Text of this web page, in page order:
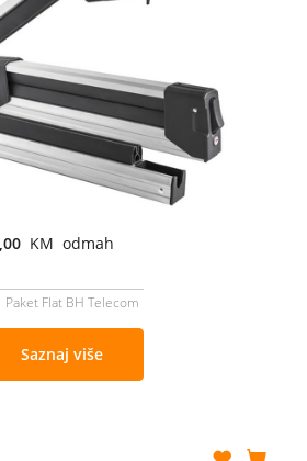
KM odmah
Paket Flat BH Telecom
Saznaj više